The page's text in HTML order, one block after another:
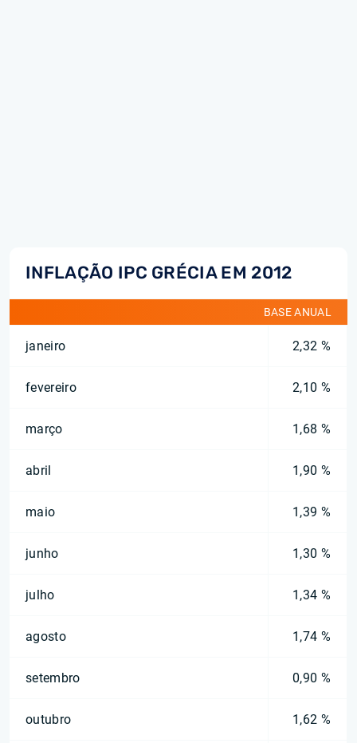
INFLAÇÃO IPC GRÉCIA EM 2012
BASE ANUAL
janeiro 2,32 %
fevereiro 2,10 %
março 1,68 %
abril 1,90 %
maio 1,39 %
junho 1,30 %
julho 1,34 %
agosto 1,74 %
setembro 0,90 %
outubro 1,62 %